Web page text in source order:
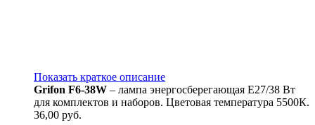
Показать краткое описание
Grifon F6-38W – лампа энергосберегающая Е27/38 Вт
для комплектов и наборов. Цветовая температура 5500К.
36,00 руб.